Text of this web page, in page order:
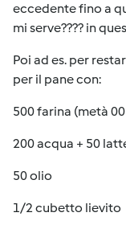
eccedente fino a
mi serve???? in
Poi ad es. per
per il pane con:
500 farina (metà
200 acqua + 50
50 olio
1/2 cubetto lievito